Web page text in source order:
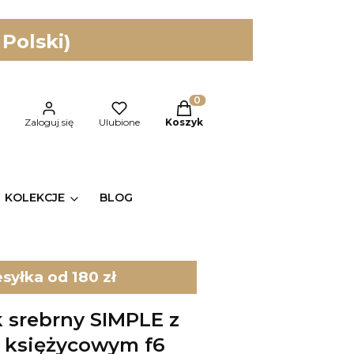
Zaloguj się Ulubione
Produkty w koszyku: 0.
Koszyk
KOLEKCJE BLOG
od 180 zł
SIMPLE z
f6